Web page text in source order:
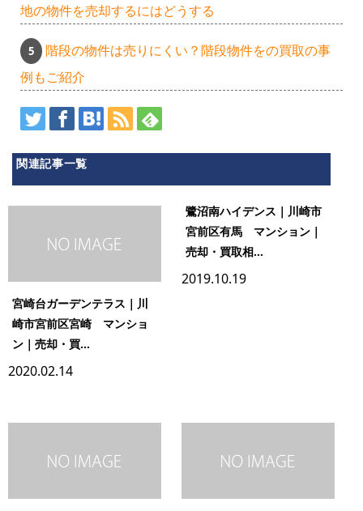
地の物件を売却するにはどうする
階段の物件は売りにくい？階段物件をの買取の事
例もご紹介
関連記事一覧
宮崎台ガーデンテラス｜川
崎市宮前区宮崎 マンショ
ン｜売却・買...
2020.02.14
鷺沼南ハイデンス｜川崎市
宮前区有馬 マンション｜
売却・買取相...
2019.10.19